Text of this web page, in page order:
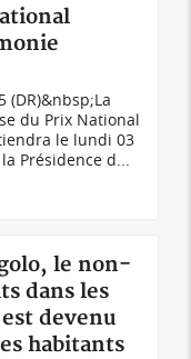
(DR)&nbsp;La
du Prix National
le lundi 03
Présidence d...
le non-
dans les
devenu
habitants